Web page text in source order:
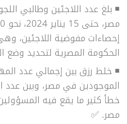
◾ بلغ عدد اللاجئين وطالبي
إحصاءات مفوضية اللاجئين،
الحكومة المصرية لتحديد وضع
◾ خلط رزق بين إجمالي عدد
الموجودين في مصر، وبين عدد
خطأ كثير ما يقع فيه
مصر. ✅